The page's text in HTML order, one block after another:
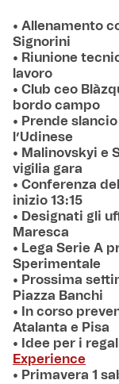
• Allenamento
Signorini
• Riunione
lavoro
• Club ceo
bordo campo
• Prende
l’Udinese
• Malinovskyi e
vigilia gara
• Conferenza
inizio 13:15
• Designati gli
Maresca
• Lega Serie A
Sperimentale
• Prossima
Piazza Banchi
• In corso
Atalanta e Pisa
• Idee per i
Experience
• Primavera 1